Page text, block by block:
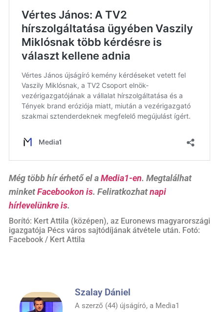
Még több hír érhető el aMedia1-en. Megtalálhat
minketFacebookon is. Feliratkozhatnapi
hírlevelünkre is.
Borító: Kert Attila (középen), az Euronews magyarországi
igazgatója Pécs város sajtódíjának átvétele után. Fotó:
Facebook / Kert Attila
Szalay Dániel
A szerző (44) újságíró, a Media1